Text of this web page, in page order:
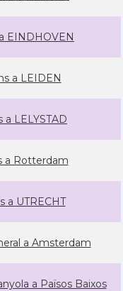
EINDHOVEN
a LEIDEN
a LELYSTAD
a Rotterdam
a UTRECHT
a Amsterdam
a Països Baixos